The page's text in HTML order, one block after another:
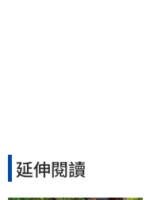
延伸閱讀